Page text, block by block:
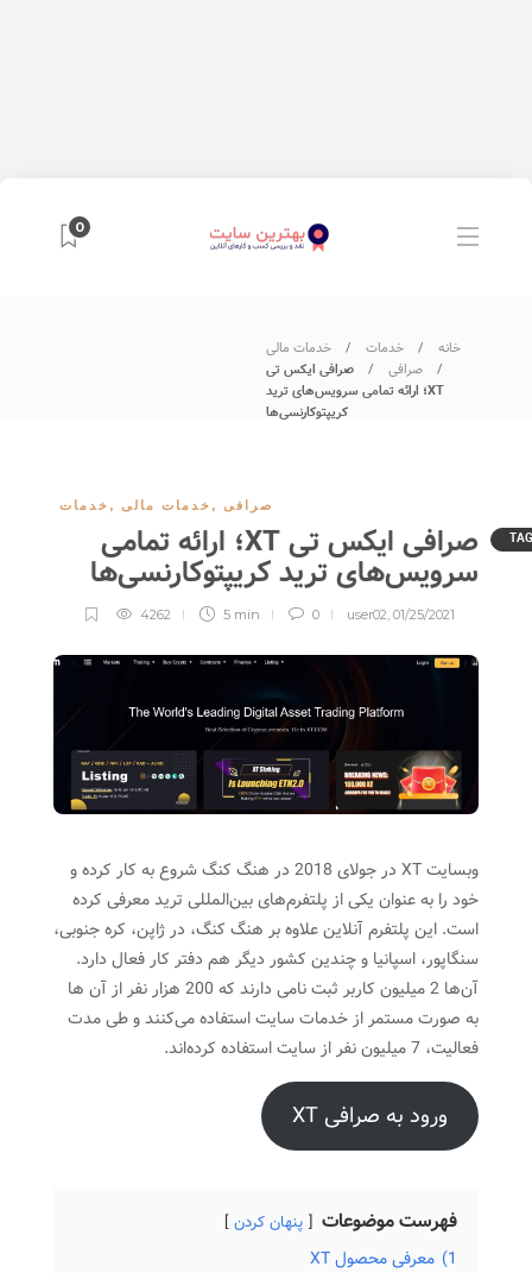
0
خانه خدمات
خدمات مالی
صرافی
صرافی ایکس تی
XT؛ ارائه تمامی سرویس‌های ترید
کریپتوکارنسی‌ها
خدمات , خدمات مالی , صرافی
صرافی ایکس تی XT؛ ارائه تمامی
سرویس‌های ترید کریپتوکارنسی‌ها
user02, 01/25/2021
0
5 min
4262
وبسایت XT در جولای 2018 در هنگ کنگ شروع به کار کرده و
خود را به عنوان یکی از پلتفرم‌های بین‌المللی ترید معرفی کرده
است. این پلتفرم آنلاین علاوه بر هنگ کنگ، در ژاپن، کره جنوبی،
سنگاپور، اسپانیا و چندین کشور دیگر هم دفتر کار فعال دارد.
آن‌ها 2 میلیون کاربر ثبت نامی دارند که 200 هزار نفر از آن ها
به صورت مستمر از خدمات سایت استفاده می‌کنند و طی مدت
فعالیت، 7 میلیون نفر از سایت استفاده کرده‌اند.
ورود به صرافی XT
فهرست موضوعات پنهان کردن
1) معرفی محصول XT